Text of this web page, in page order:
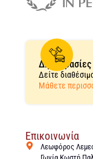
Δείτε
Μάθετε
Επικοινωνία
Λεωφόρος